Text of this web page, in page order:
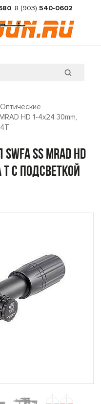
, 8 (903) 540-0602
Оптические
HD 1-4x24 30mm,
SS MRAD HD
T с подсветкой